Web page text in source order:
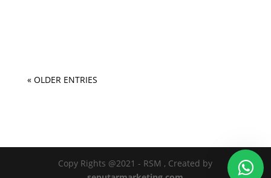
« OLDER ENTRIES
Copy Rights @2021 - RSM , Created by